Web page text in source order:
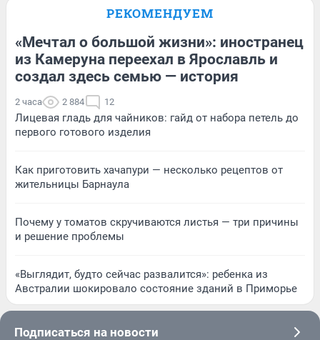
РЕКОМЕНДУЕМ
«Мечтал о большой жизни»: иностранец
из Камеруна переехал в Ярославль и
создал здесь семью — история
2 часа 2 884 12
Лицевая гладь для чайников: гайд от набора петель до
первого готового изделия
Как приготовить хачапури — несколько рецептов от
жительницы Барнаула
Почему у томатов скручиваются листья — три причины
и решение проблемы
«Выглядит, будто сейчас развалится»: ребенка из
Австралии шокировало состояние зданий в Приморье
Подписаться на новости